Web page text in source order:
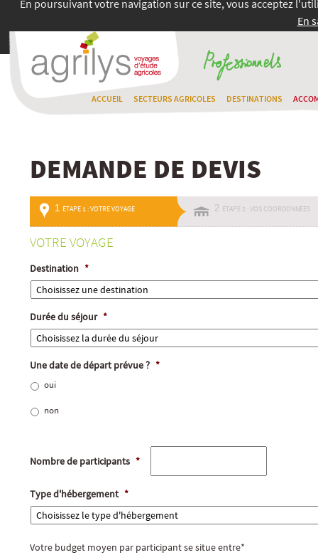
En poursuivant votre navigation sur ce site, vous acceptez
En
ACCUEIL SECTEURS AGRICOLES DESTINATIONS
DEMANDE DE DEVIS
1 ÉTAPE 1 : VOTRE VOYAGE 2 ÉTAPE 2 : VOS COORDONNÉES
VOTRE VOYAGE
Destination *
Durée du séjour *
Une date de départ prévue ? *
oui
non
Nombre de participants *
Type d'hébergement *
Votre budget moyen par participant se situe entre*